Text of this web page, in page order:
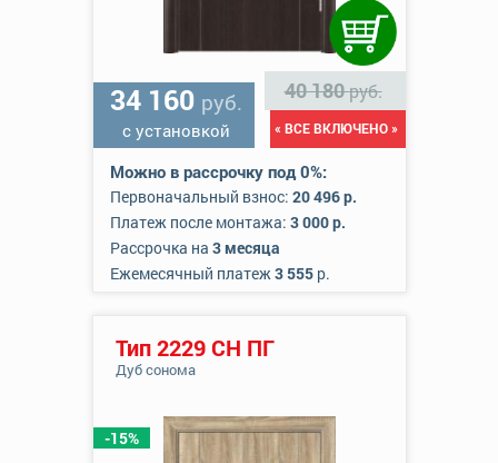
34 160 руб.
с установкой
40 180руб.
« ВСЕ ВКЛЮЧЕНО »
Можно в рассрочку под 0%:
Первоначальный взнос: 20 496 р.
Платеж после монтажа: 3 000 р.
Рассрочка на 3 месяца
Ежемесячный платеж3 555р.
-15%
Тип 2229 СН ПГ
Дуб сонома